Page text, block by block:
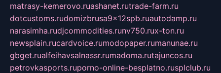
matrasy-kemerovo.ruashanet.rutrade-farm.ru
dotcustoms.rudomizbrusa9x12spb.ruautodamp.ru
narasimha.rudjcommodities.runv750.rux-ton.ru
newsplain.rucardvoice.rumodopaper.rumanunae.ru
gbget.rualfeihavsalnassr.rumadoma.rutajuncos.ru
petrovkasports.ruporno-online-besplatno.rusplclub.ru